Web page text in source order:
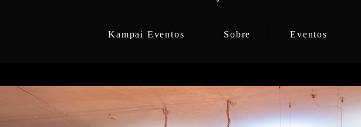
Kampai Eventos Sobre Eventos